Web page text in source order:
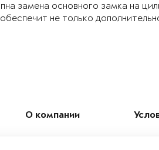
замена основного замка на
не только
О компании